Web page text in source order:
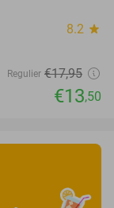
8.2 star
Regulier €17,95
€13,50